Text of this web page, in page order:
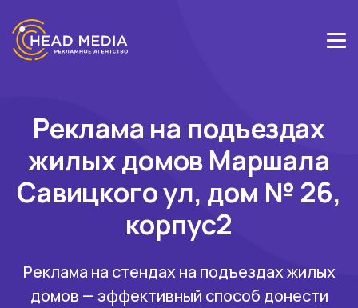
Реклама на подъездах
жилых домов Маршала
Савицкого ул, дом № 26,
корпус2
Реклама на стендах на подъездах жилых
домов — эффективный способ донести